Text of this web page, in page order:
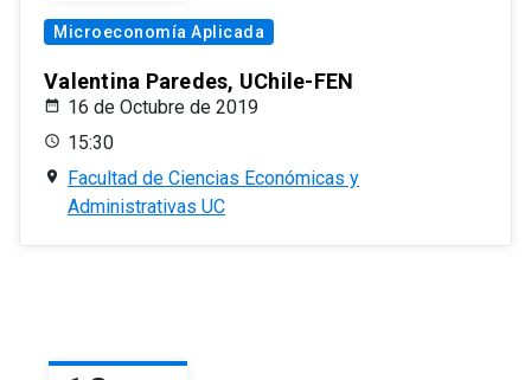
Microeconomía Aplicada
Valentina Paredes, UChile-FEN
16 de Octubre de 2019
15:30
Facultad de Ciencias Económicas y
Administrativas UC